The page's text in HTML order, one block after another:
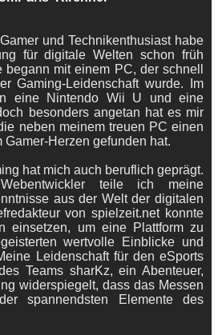
und Technikenthusiast habe
für digitale Welten schon früh
mit einem PC, der schnell
Gaming-Leidenschaft wurde. Im
eine Nintendo Wii U und eine
besonders angetan hat es mir
neben meinem treuen PC einen
Herzen gefunden hat.
hat mich auch beruflich geprägt.
teile ich meine
aus der Welt der digitalen
von spielzeit.net konnte
einsetzen, um eine Plattform zu
wertvolle Einblicke und
Leidenschaft für den eSports
Teams sharKz, ein Abenteuer,
widerspiegelt, dass das Messen
spannendsten Elemente des